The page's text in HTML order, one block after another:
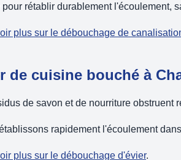
pour rétablir durablement l'écoulement,
plus sur le débouchage de
de cuisine bouché à
de savon et de nourriture obstruent
rapidement l'écoulement
plus sur le débouchage d'évier.